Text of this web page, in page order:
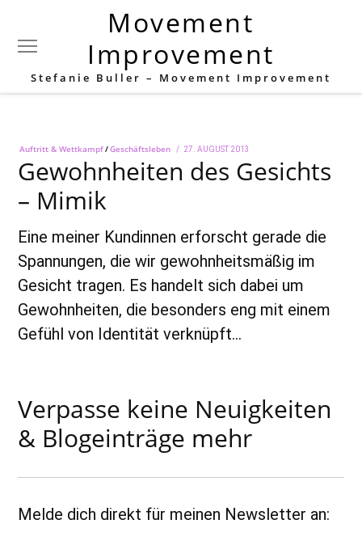
Movement
Improvement
Stefanie Buller – Movement Improvement
Schlagwort:Gesicht
Auftritt & Wettkampf/Geschäftsleben
POSTED
27. AUGUST 2013
SEPTEMBER
2018
Gewohnheiten des Gesichts
– Mimik
Eine meiner Kundinnen erforscht gerade die
Spannungen, die wir gewohnheitsmäßig im
Gesicht tragen. Es handelt sich dabei um
Gewohnheiten, die besonders eng mit einem
Gefühl von Identität verknüpft…
Verpasse keine Neuigkeiten
& Blogeinträge mehr
Melde dich direkt für meinen Newsletter an: